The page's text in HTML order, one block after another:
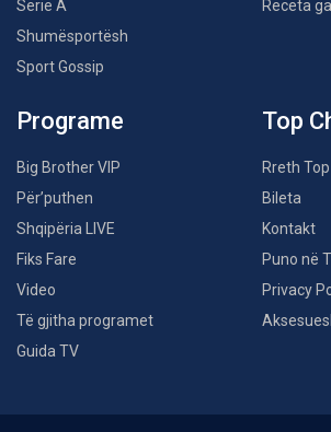
Serie A
Shumësportësh
Sport Gossip
Receta
Programe
Big Brother VIP
Për’puthen
Shqipëria LIVE
Fiks Fare
Video
Të gjitha programet
Guida TV
Top
Rreth
Bileta
Kontakt
Puno në
Privacy